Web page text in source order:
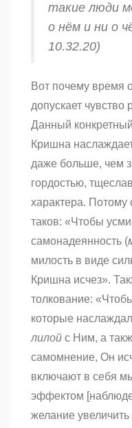
такие люди
о нём и ни о
10.32.20)
Вот почему время
допускает чувство
Данный
Кришна
даже больше, чем
гордостью,
характера.
таков: «Чтобы
самонадеянность (
милость в виде
Кришна исчез».
толкование:
которые
лилой с Ним, а
самомнение, Он
включают в себя
эффектом
желание